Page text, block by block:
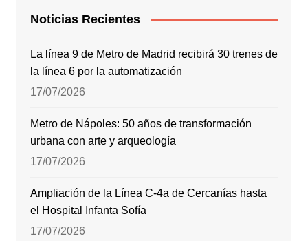
Noticias Recientes
La línea 9 de Metro de Madrid recibirá 30 trenes de
la línea 6 por la automatización
17/07/2026
Metro de Nápoles: 50 años de transformación
urbana con arte y arqueología
17/07/2026
Ampliación de la Línea C-4a de Cercanías hasta
el Hospital Infanta Sofía
17/07/2026